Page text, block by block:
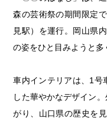
森の芸術祭の期間限定
見駅）を運行。岡山県
の姿をひと目みようと多
車内インテリアは、1号
した華やかなデザイン
がり、山口県の歴史を